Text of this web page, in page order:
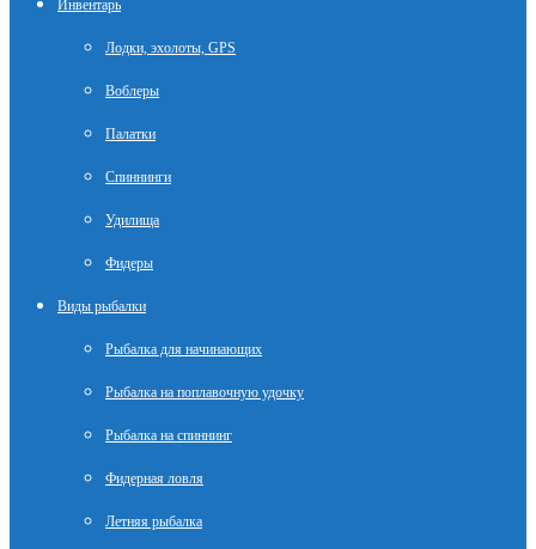
Инвентарь
Лодки, эхолоты, GPS
Воблеры
Палатки
Спиннинги
Удилища
Фидеры
Виды рыбалки
Рыбалка для начинающих
Рыбалка на поплавочную удочку
Рыбалка на спиннинг
Фидерная ловля
Летняя рыбалка